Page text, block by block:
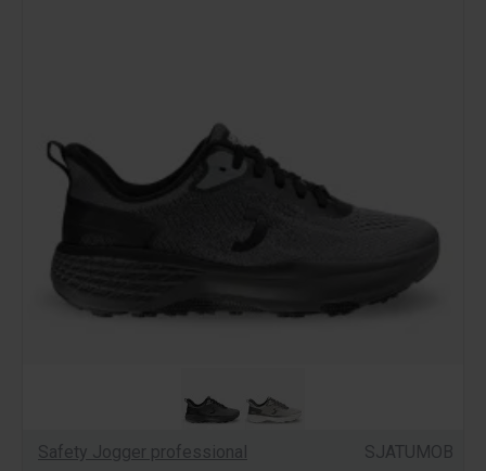
Safety Jogger professional SJATUMOB